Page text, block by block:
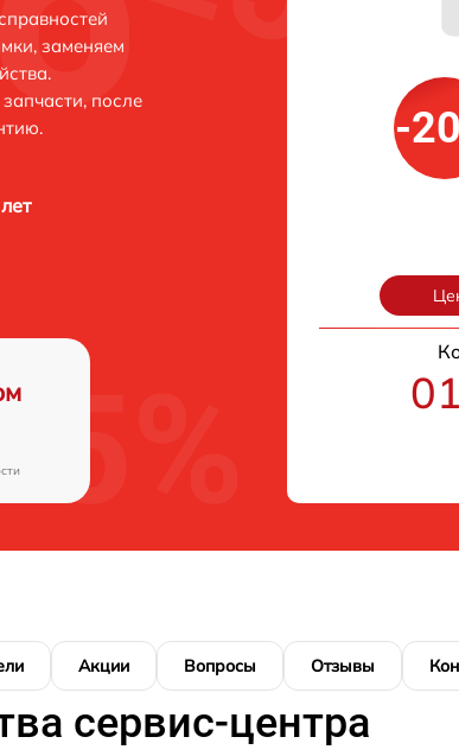
заменяем
после
-
Акции Вопросы Отзывы
сервис-центра